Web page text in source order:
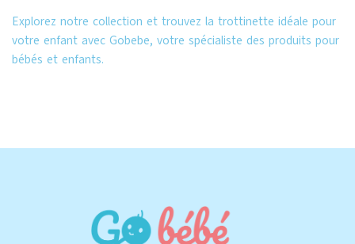
Explorez notre collection et trouvez la trottinette idéale pour
votre enfant avec Gobebe, votre spécialiste des produits pour
bébés et enfants.